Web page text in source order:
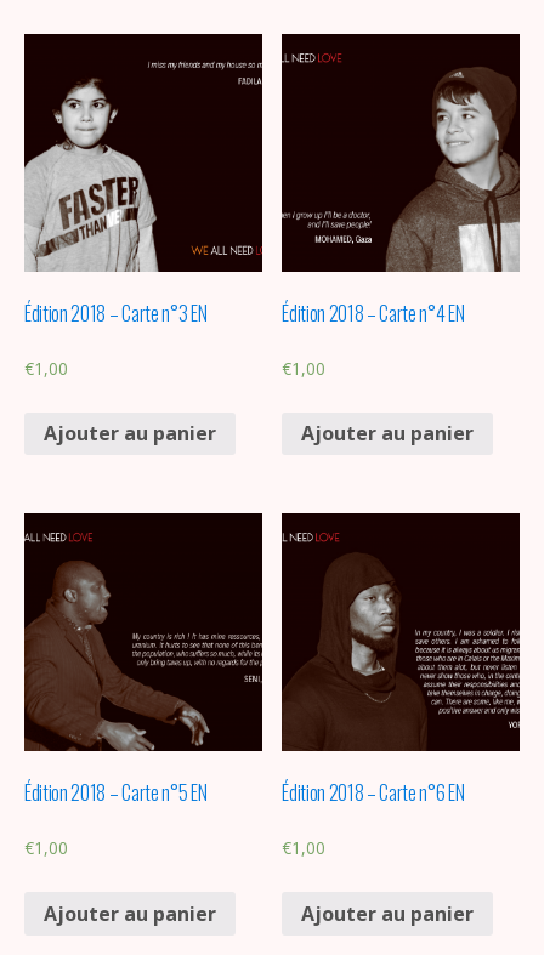
Édition 2018 – Carte n°3 EN
€1,00
Ajouter au panier
Édition 2018 – Carte n°4 EN
€1,00
Ajouter au panier
Édition 2018 – Carte n°5 EN
€1,00
Ajouter au panier
Édition 2018 – Carte n°6 EN
€1,00
Ajouter au panier